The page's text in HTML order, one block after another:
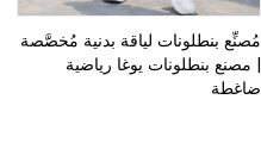
مُصنِّع بنطلونات لياقة بدنية مُخصَّصة
| مصنع بنطلونات يوغا رياضية
ضاغطة